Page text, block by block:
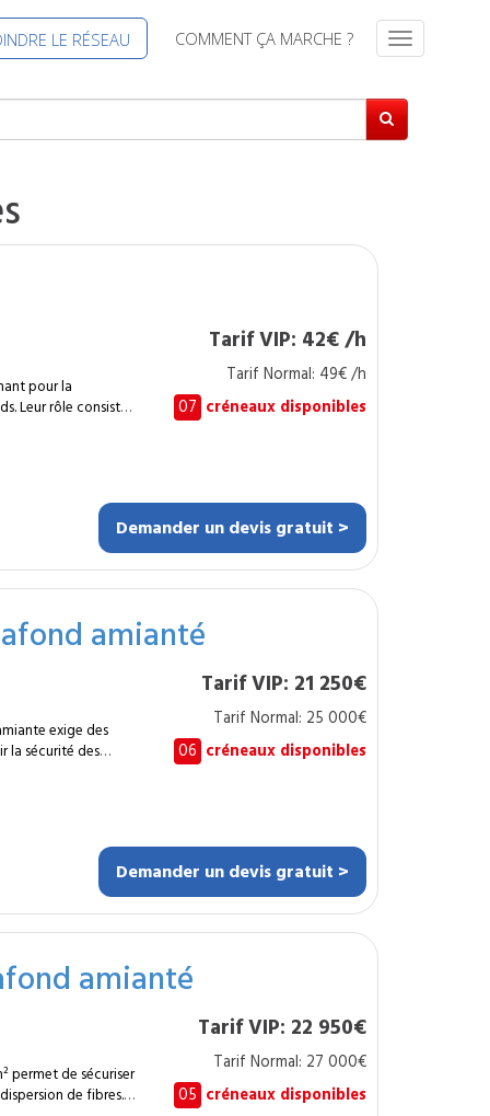
LE RÉSEAU COMMENT ÇA MARCHE ?
S
t
c
pour la
Leur rôle consiste
en charge :
séchage et les
Tarif VIP: 42€ /h
Tarif Normal: 49€ /h
07 créneaux disponibles
Demander un devis gratuit >
amianté
exige des
la sécurité des
et évacuation
confinement
nécessitant
Avec le
formés
confinement et de
sain, prêt à être
Tarif VIP: 21 250€
Tarif Normal: 25 000€
06 créneaux disponibles
Demander un devis gratuit >
amianté
permet de sécuriser
de fibres.
Tarif VIP: 22 950€
Tarif Normal: 27 000€
05 créneaux disponibles